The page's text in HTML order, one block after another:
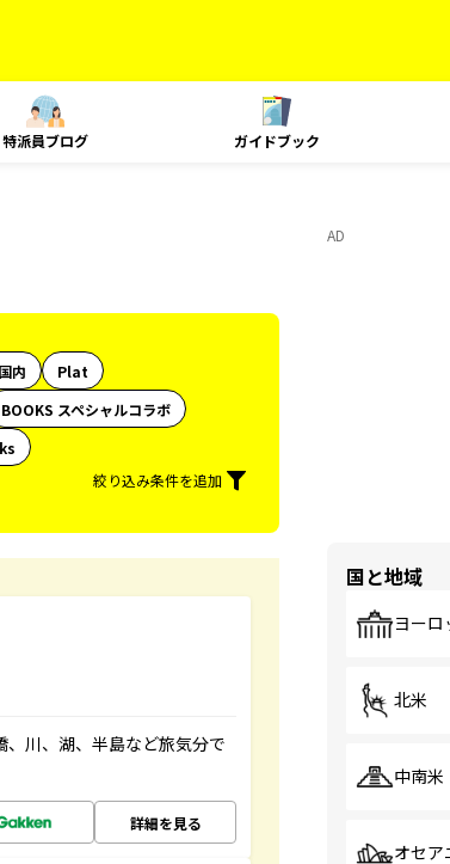
特派員ブログ ガイドブック
内
Plat
BOOKS スペシャルコラボ
絞り込み条件を追加
川、湖、半島など旅気分で
詳細を見る
AD
国と地域
ヨーロ
北米
中南米
オセア